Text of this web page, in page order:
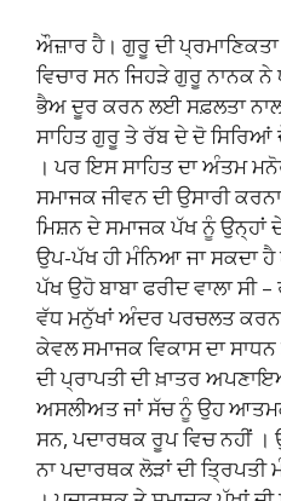
ਔਜ਼ਾਰ ਹੈ। ਗੁਰੂ ਦੀ
ਵਿਚਾਰ ਸਨ ਜਿਹੜੇ ਗੁਰੂ ਨਾਨਕ
ਭੈਅ ਦੂਰ ਕਰਨ ਲਈ ਸਫ਼ਲਤਾ
ਸਾਹਿਤ ਗੁਰੂ ਤੇ ਰੱਬ ਦੇ ਦੋ
। ਪਰ ਇਸ ਸਾਹਿਤ ਦਾ ਅੰਤਮ
ਸਮਾਜਕ ਜੀਵਨ ਦੀ ਉਸਾਰੀ
ਮਿਸ਼ਨ ਦੇ ਸਮਾਜਕ ਪੱਖ ਨੂੰ ਉਨ੍ਹਾਂ
ਉਪ-ਪੱਖ ਹੀ ਮੰਨਿਆ ਜਾ ਸਕਦਾ
ਪੱਖ ਉਹੋ ਬਾਬਾ ਫਰੀਦ ਵਾਲਾ ਸੀ
ਵੱਧ ਮਨੁੱਖਾਂ ਅੰਦਰ ਪਰਚਲਤ
ਕੇਵਲ ਸਮਾਜਕ ਵਿਕਾਸ ਦਾ
ਦੀ ਪ੍ਰਾਪਤੀ ਦੀ ਖ਼ਾਤਰ
ਅਸਲੀਅਤ ਜਾਂ ਸੱਚ ਨੂੰ ਉਹ
ਸਨ, ਪਦਾਰਥਕ ਰੂਪ ਵਿਚ ਨਹੀਂ ।
ਨਾ ਪਦਾਰਥਕ ਲੋੜਾਂ ਦੀ